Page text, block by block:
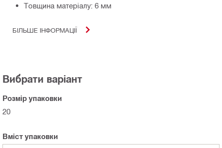
Товщина матеріалу: 6 мм
БІЛЬШЕ ІНФОРМАЦІЇ
Вибрати варіант
Розмір упаковки
20
Вміст упаковки